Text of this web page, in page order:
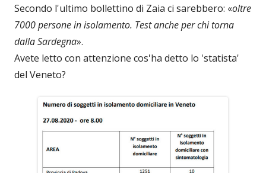
Secondo l'ultimo bollettino di Zaia ci sarebbero: «oltre
7000 persone in isolamento. Test anche per chi torna
dalla Sardegna».
Avete letto con attenzione cos'ha detto lo 'statista'
del Veneto?